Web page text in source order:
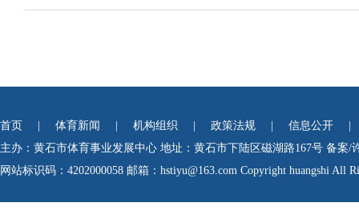
首页 体育新闻 机构组织 政策法规 信息公开
主办：黄石市体育事业发展中心 地址：黄石市下陆区磁湖路167号 备案/
网站标识码：4202000058 邮箱：hstiyu@163.com Copyright huangshi All